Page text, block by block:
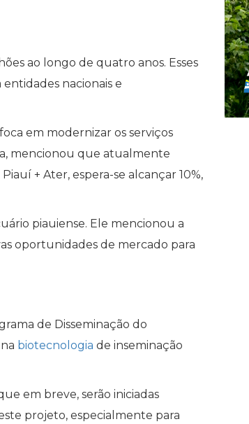
ao longo de quatro anos. Esses
nacionais e
em modernizar os serviços
mencionou que atualmente
+ Ater, espera-se alcançar 10%,
piauiense. Ele mencionou a
oportunidades de mercado para
de Disseminação do
biotecnologia de inseminação
em breve, serão iniciadas
projeto, especialmente para